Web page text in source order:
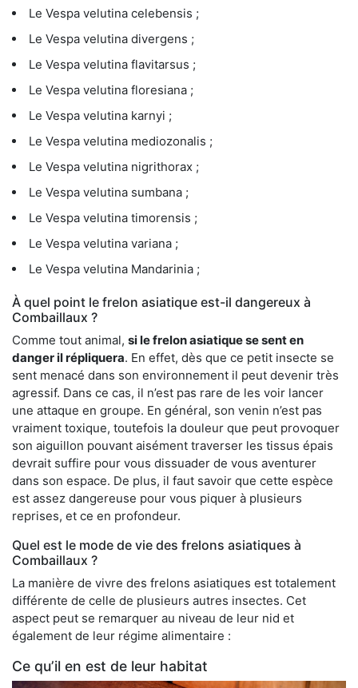
Le Vespa velutina celebensis ;
Le Vespa velutina divergens ;
Le Vespa velutina flavitarsus ;
Le Vespa velutina floresiana ;
Le Vespa velutina karnyi ;
Le Vespa velutina mediozonalis ;
Le Vespa velutina nigrithorax ;
Le Vespa velutina sumbana ;
Le Vespa velutina timorensis ;
Le Vespa velutina variana ;
Le Vespa velutina Mandarinia ;
À quel point le frelon asiatique est-il dangereux à
Combaillaux ?
Comme tout animal, si le frelon asiatique se sent en
danger il répliquera. En effet, dès que ce petit insecte se
sent menacé dans son environnement il peut devenir très
agressif. Dans ce cas, il n’est pas rare de les voir lancer
une attaque en groupe. En général, son venin n’est pas
vraiment toxique, toutefois la douleur que peut provoquer
son aiguillon pouvant aisément traverser les tissus épais
devrait suffire pour vous dissuader de vous aventurer
dans son espace. De plus, il faut savoir que cette espèce
est assez dangereuse pour vous piquer à plusieurs
reprises, et ce en profondeur.
Quel est le mode de vie des frelons asiatiques à
Combaillaux ?
La manière de vivre des frelons asiatiques est totalement
différente de celle de plusieurs autres insectes. Cet
aspect peut se remarquer au niveau de leur nid et
également de leur régime alimentaire :
Ce qu’il en est de leur habitat